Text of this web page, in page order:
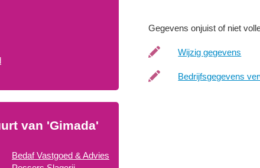
van 'Gimada'
Bedaf Vastgoed & Advies
Gegevens onjuist of niet
Wijzig gegevens
Bedrijfsgegevens